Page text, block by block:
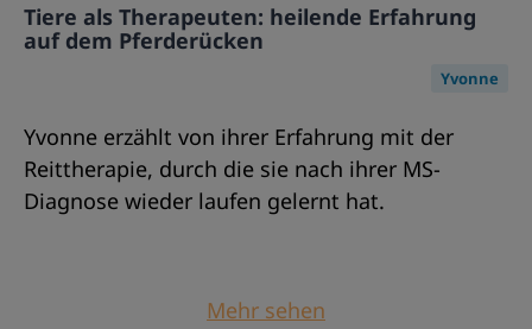
Tiere als Therapeuten: heilende Erfahrung
auf dem Pferderücken
Yvonne
Yvonne erzählt von ihrer Erfahrung mit der
Reittherapie, durch die sie nach ihrer MS-
Diagnose wieder laufen gelernt hat.
Mehr sehen